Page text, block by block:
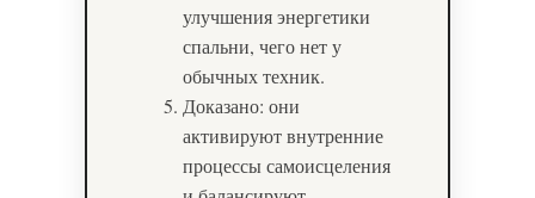
улучшения энергетики
спальни, чего нет у
обычных техник.
Доказано: они
активируют внутренние
процессы самоисцеления